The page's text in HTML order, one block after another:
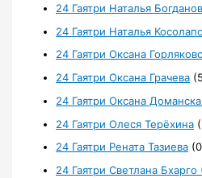
24 Гаятри Наталья
24 Гаятри Наталья
24 Гаятри Оксана
24 Гаятри Оксана Грачева
24 Гаятри Оксана
24 Гаятри Олеся Терёхина
24 Гаятри Рената Тазиева
24 Гаятри Светлана